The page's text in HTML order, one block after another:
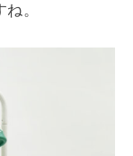
。